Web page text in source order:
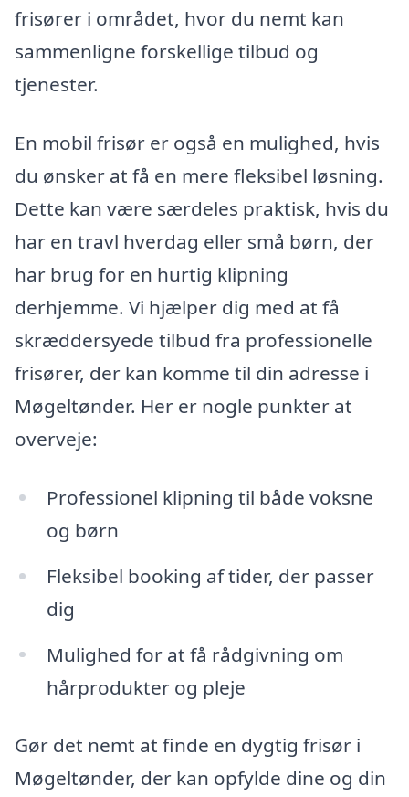
frisører i området, hvor du nemt kan
sammenligne forskellige tilbud og
tjenester.
En mobil frisør er også en mulighed, hvis
du ønsker at få en mere fleksibel løsning.
Dette kan være særdeles praktisk, hvis du
har en travl hverdag eller små børn, der
har brug for en hurtig klipning
derhjemme. Vi hjælper dig med at få
skræddersyede tilbud fra professionelle
frisører, der kan komme til din adresse i
Møgeltønder. Her er nogle punkter at
overveje:
Professionel klipning til både voksne
og børn
Fleksibel booking af tider, der passer
dig
Mulighed for at få rådgivning om
hårprodukter og pleje
Gør det nemt at finde en dygtig frisør i
Møgeltønder, der kan opfylde dine og din